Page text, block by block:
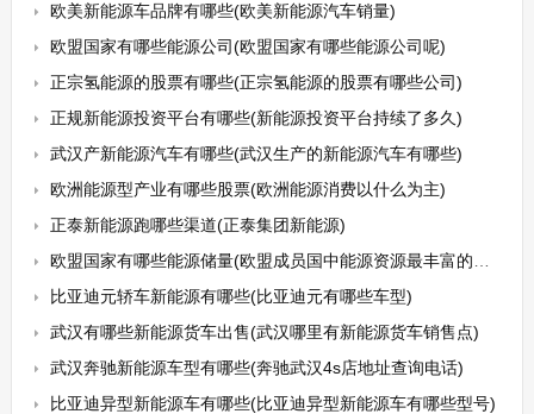
欧美新能源车品牌有哪些(欧美新能源汽车销量)
欧盟国家有哪些能源公司(欧盟国家有哪些能源公司呢)
正宗氢能源的股票有哪些(正宗氢能源的股票有哪些公司)
正规新能源投资平台有哪些(新能源投资平台持续了多久)
武汉产新能源汽车有哪些(武汉生产的新能源汽车有哪些)
欧洲能源型产业有哪些股票(欧洲能源消费以什么为主)
正泰新能源跑哪些渠道(正泰集团新能源)
欧盟国家有哪些能源储量(欧盟成员国中能源资源最丰富的国家是)
比亚迪元轿车新能源有哪些(比亚迪元有哪些车型)
武汉有哪些新能源货车出售(武汉哪里有新能源货车销售点)
武汉奔驰新能源车型有哪些(奔驰武汉4s店地址查询电话)
比亚迪异型新能源车有哪些(比亚迪异型新能源车有哪些型号)